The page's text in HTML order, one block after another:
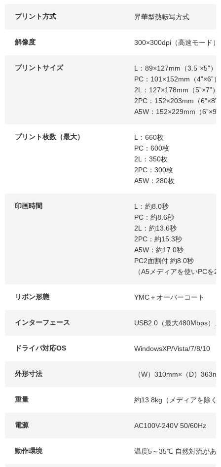
プリント方式 昇華型熱転写方式
解像度 300×300dpi（高速モード）
プリントサイズ
L：89×127mm（3.5”×5”）
PC：101×152mm（4”×6”）
2L：127×178mm（5”×7”）
2PC：152×203mm（6”×8”
A5W：152×229mm（6”×9”
プリント枚数（最大）
L：660枚
PC：600枚
2L：350枚
2PC：300枚
A5W：280枚
印画時間
L：約8.0秒
PC：約8.6秒
2L：約13.6秒
2PC：約15.3秒
A5W：約17.0秒
PC2面割付 約8.0秒
（A5メディアを使いPCを2
リボン形態 YMC＋オーバーコート
インターフェース USB2.0（最大480Mbps）
ドライバ対応OS WindowsXP/Vista/7/8/10
外形寸法 （W）310mm×（D）
重量 約13.8kg（メディアを除く
電源 AC100V-240V 50/60Hz
動作環境 温度5～35℃ 自然対流があ